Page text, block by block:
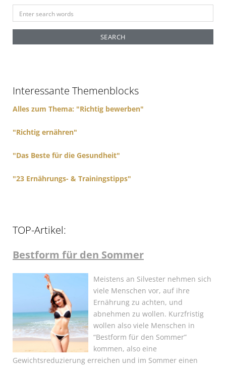
e
r
o
Interessante Themenblocks
Alles zum Thema: "Richtig bewerben"
"Richtig ernähren"
"Das Beste für die Gesundheit"
"23 Ernährungs- & Trainingstipps"
TOP-Artikel:
Bestform für den Sommer
Meistens an Silvester nehmen sich
viele Menschen vor, auf ihre
Ernährung zu achten, und
abnehmen zu wollen. Kurzfristig
wollen also viele Menschen in
“Bestform für den Sommer”
kommen, also eine
Gewichtsreduzierung erreichen und im Sommer einen